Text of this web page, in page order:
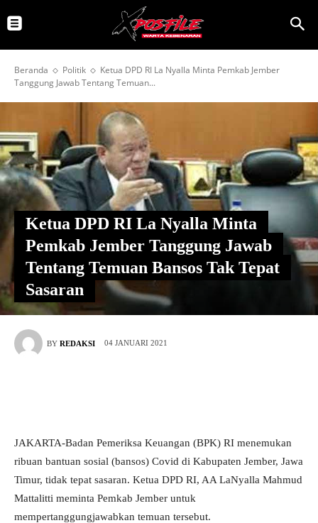
Beranda Politik
Ketua DPD RI La Nyalla Minta Pemkab Jember
Tanggung Jawab Tentang Temuan...
Ketua DPD RI La Nyalla Minta
Pemkab Jember Tanggung Jawab
Tentang Temuan Bansos Tak Tepat
Sasaran
BY REDAKSI 04 JANUARI 2021
JAKARTA-Badan Pemeriksa Keuangan (BPK) RI menemukan
ribuan bantuan sosial (bansos) Covid di Kabupaten Jember, Jawa
Timur, tidak tepat sasaran. Ketua DPD RI, AA LaNyalla Mahmud
Mattalitti meminta Pemkab Jember untuk
mempertanggungjawabkan temuan tersebut.